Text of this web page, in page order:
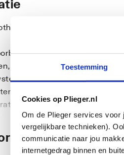
Toestemming
Cookies op Plieger.nl
Om de Plieger services voor
vergelijkbare technieken).
communicatie naar jou
internetgedrag binnen en
aandrijving, 23 V,
geschikt voor kamer/
radiatoren met
en inductie eenheden
Overige toepassingen in
Met First-
adapter. Montage van de
zijn al beveiligd
kunnen optreden.
Toon meer